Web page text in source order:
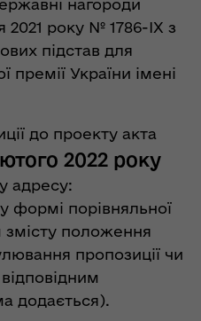
нагороди
2021 року № 1786-ІХ з
підстав для
України імені
до проекту акта
2022 року
адресу:
у формі порівняльної
змісту положення
пропозиції чи
додається).